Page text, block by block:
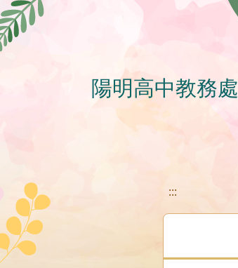
移至網頁之主要內容區位置
陽明高中教務處
:::